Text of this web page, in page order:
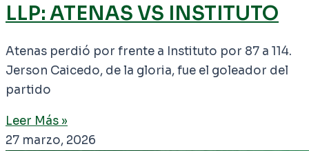
LLP: ATENAS VS INSTITUTO
Atenas perdió por frente a Instituto por 87 a 114.
Jerson Caicedo, de la gloria, fue el goleador del
partido
Leer Más »
27 marzo, 2026